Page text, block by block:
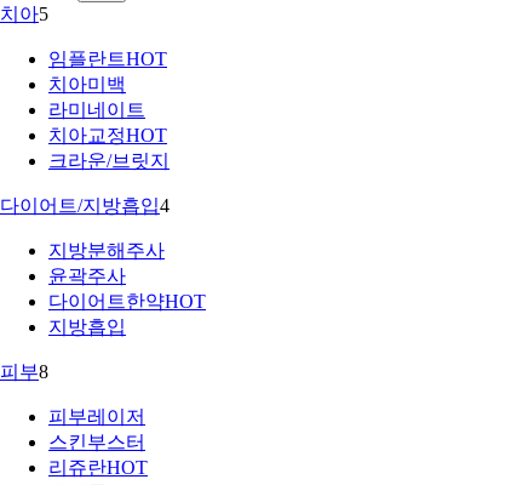
치아5
임플란트HOT
치아미백
라미네이트
치아교정HOT
크라운/브릿지
다이어트/지방흡입4
지방분해주사
윤곽주사
다이어트한약HOT
지방흡입
피부8
피부레이저
스킨부스터
리쥬란HOT